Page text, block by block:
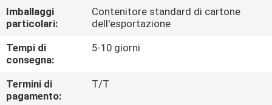
CONTATTICI
RICHIEDA
UNA
Imballaggi
particolari:
Contenitore standard di cartone
dell'esportazione
Tempi di
consegna:
5-10 giorni
Termini di
pagamento:
T/T